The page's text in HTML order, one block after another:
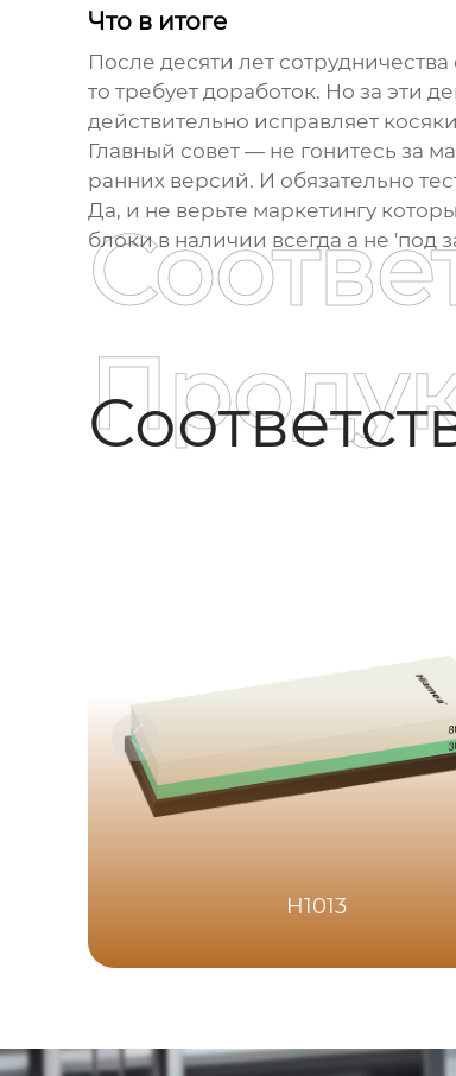
Что в итоге
После десяти лет
то требует доработок. Но за эти
действительно исправляет
Главный совет — не гонитесь за
ранних версий. И обязательно
Да, и не верьте маркетингу
блоки в наличии всегда а не 'под
H1013